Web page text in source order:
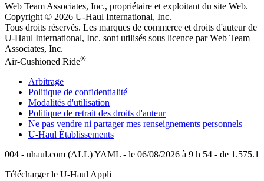
Web Team Associates, Inc., propriétaire et exploitant du site Web.
Copyright © 2026 U-Haul International, Inc.
Tous droits réservés. Les marques de commerce et droits d'auteur de
U-Haul International, Inc. sont utilisés sous licence par Web Team
Associates, Inc.
Air-Cushioned Ride®
Arbitrage
Politique de confidentialité
Modalités d'utilisation
Politique de retrait des droits d'auteur
Ne pas vendre ni partager mes renseignements personnels
U-Haul Établissements
004 - uhaul.com (ALL) YAML - le 06/08/2026 à 9 h 54 - de 1.575.1
Télécharger le U-Haul Appli